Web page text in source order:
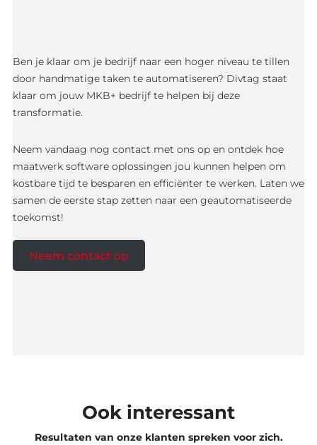
Ben je klaar om je bedrijf naar een hoger niveau te tillen
door handmatige taken te automatiseren? Divtag staat
klaar om jouw MKB+ bedrijf te helpen bij deze
transformatie.
Neem vandaag nog contact met ons op en ontdek hoe
maatwerk software oplossingen jou kunnen helpen om
kostbare tijd te besparen en efficiënter te werken. Laten we
samen de eerste stap zetten naar een geautomatiseerde
toekomst!
Neem contact op
Ook interessant
Resultaten van onze klanten spreken voor zich.